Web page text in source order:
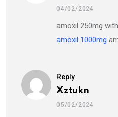
04/02/2024
amoxil 250mg
amoxil 1000mg
Reply
Xztukn
05/02/2024